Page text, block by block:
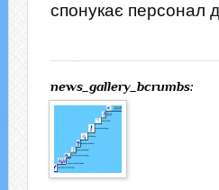
спонукає персонал
news_gallery_bcrumbs: